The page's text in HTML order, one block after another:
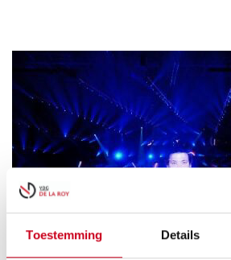
Toestemming Details